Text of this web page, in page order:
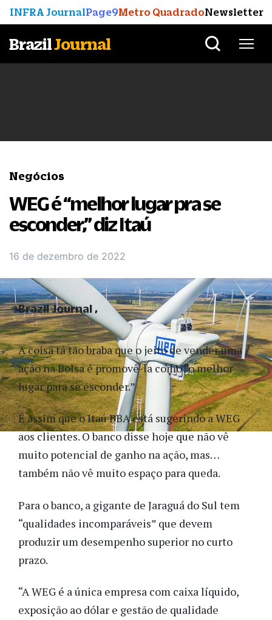
INFRA JournalPage9Metro QuadradoNewsletter
BrazilJournal
Negócios
WEG é “melhor lugar pra se
esconder,” diz Itaú
16 de dezembro de 2022
A coisa tá tão braba que o jeito de vender uma
ação na Bolsa é promovê-la como “o melhor
lugar para se esconder.”
É assim que o Itaú BBA está sugerindo a WEG
aos clientes. O banco disse hoje que não vê
muito potencial de ganho na ação, mas…
também não vê muito espaço para queda.
Para o banco, a gigante de Jaraguá do Sul tem
“qualidades incomparáveis” que devem
produzir um desempenho superior no curto
prazo.
“A WEG é a única empresa com caixa líquido,
exposição ao dólar e gestão de qualidade
Brazil Journal